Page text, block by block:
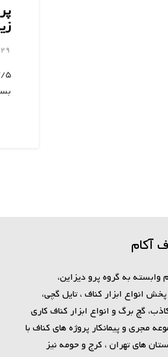
29 مرداد 1403
آکام
به گروه پرو دیزاین،
انواع ابزار کناف ، تایل گچی،
گچ برگ و انواع ابزار کناف کاری
مجری و پیمانکار پروژه های کناف با
های تهران ، کرج و حومه نیز